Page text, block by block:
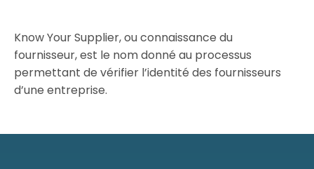
Nos partenaires
Ressources
Know Your Supplier, ou connaissance du
fournisseur, est le nom donné au processus
permettant de vérifier l’identité des fournisseurs
d’une entreprise.